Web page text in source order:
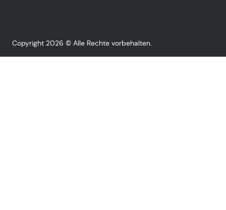
Copyright 2026 © Alle Rechte vorbehalten.